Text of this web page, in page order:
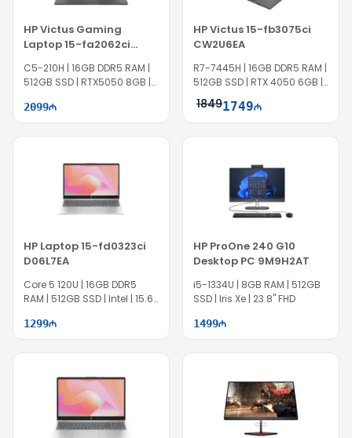
HP Victus Gaming
Laptop 15-fa2062ci
BZ2X4EA
C5-210H | 16GB DDR5 RAM |
512GB SSD | RTX5050 8GB |
2099
HP Victus 15-fb3075ci
CW2U6EA
R7-7445H | 16GB DDR5 RAM |
512GB SSD | RTX 4050 6GB |
15.6" FHD | 144Hz
18491749
HP Laptop 15-fd0323ci
D06L7EA
Core 5 120U | 16GB DDR5
RAM | 512GB SSD | Intel | 15.6"
1299
HP ProOne 240 G10
Desktop PC 9M9H2AT
i5-1334U | 8GB RAM | 512GB
SSD | Iris Xe | 23.8" FHD
1499